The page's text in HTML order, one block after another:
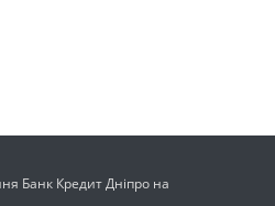
Банк Кредит Дніпро на